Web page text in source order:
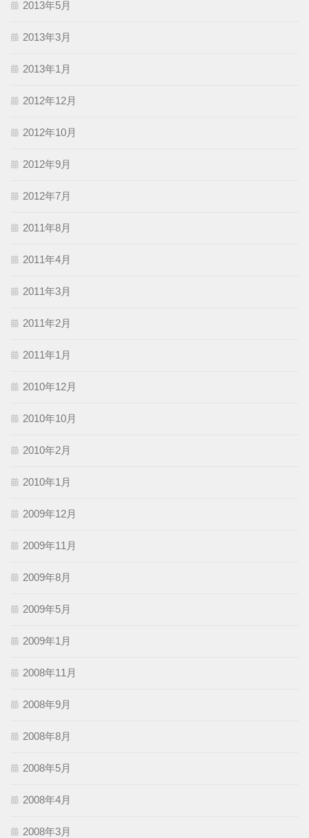
2013年5月
2013年3月
2013年1月
2012年12月
2012年10月
2012年9月
2012年7月
2011年8月
2011年4月
2011年3月
2011年2月
2011年1月
2010年12月
2010年10月
2010年2月
2010年1月
2009年12月
2009年11月
2009年8月
2009年5月
2009年1月
2008年11月
2008年9月
2008年8月
2008年5月
2008年4月
2008年3月